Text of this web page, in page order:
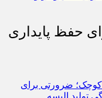
حفظ پایداری